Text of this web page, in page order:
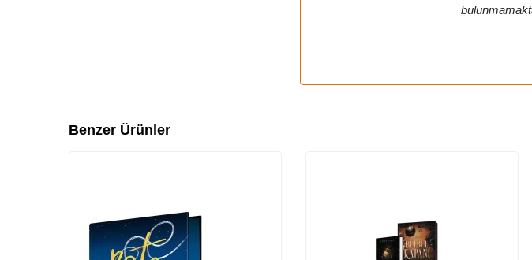
Benzer Ürünler